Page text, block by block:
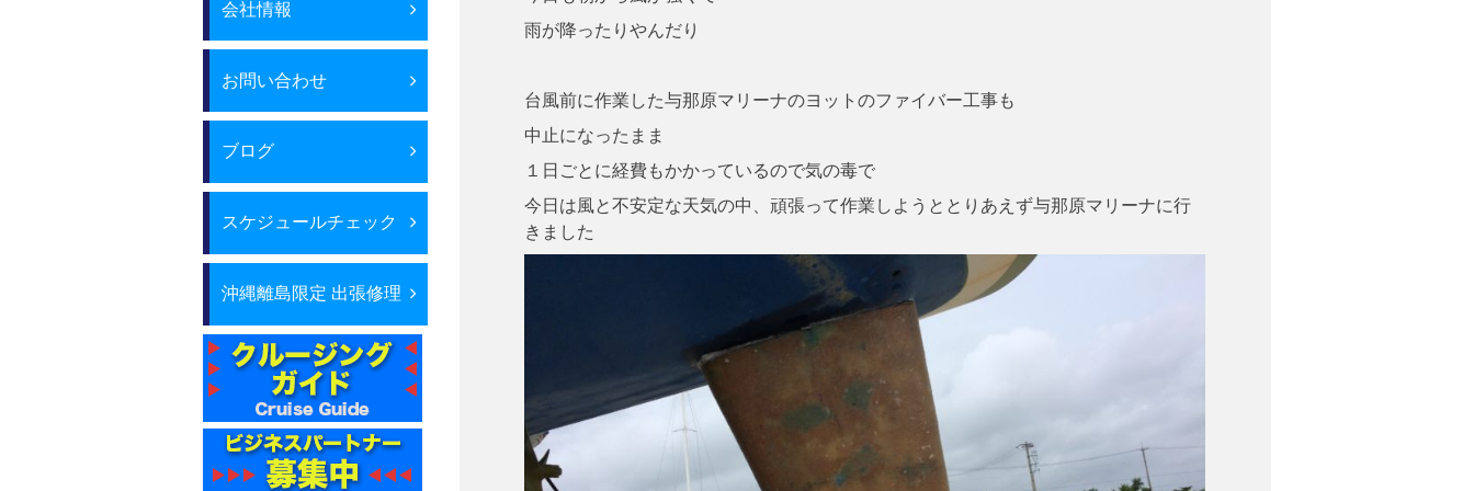
雨が降ったりやんだり
台風前に作業した与那原マリーナのヨットのファイバー工事も
中止になったまま
１日ごとに経費もかかっているので気の毒で
今日は風と不安定な天気の中、頑張って作業しようととりあえず与那原マリーナに行
きました
会社情報
お問い合わせ
ブログ
スケジュールチェック
沖縄離島限定 出張修理